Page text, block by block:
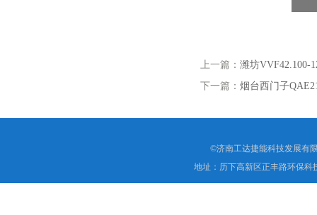
上一篇： 潍坊VVF42.100-
下一篇： 烟台西门子
©济南工达捷能科技发展有
地址：历下高新区正丰路环保科